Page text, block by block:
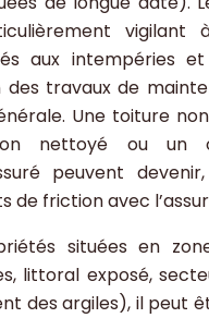
vigilant
aux intempéries
des travaux de
Une toiture
nettoyé ou un
peuvent
de friction avec
situées en
littoral exposé,
des argiles), il peut